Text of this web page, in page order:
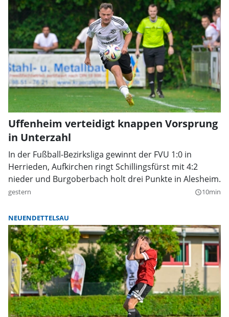
Uffenheim verteidigt knappen Vorsprung
in Unterzahl
In der Fußball-Bezirksliga gewinnt der FVU 1:0 in
Herrieden, Aufkirchen ringt Schillingsfürst mit 4:2
nieder und Burgoberbach holt drei Punkte in Alesheim.
gestern query_builder10min
NEUENDETTELSAU